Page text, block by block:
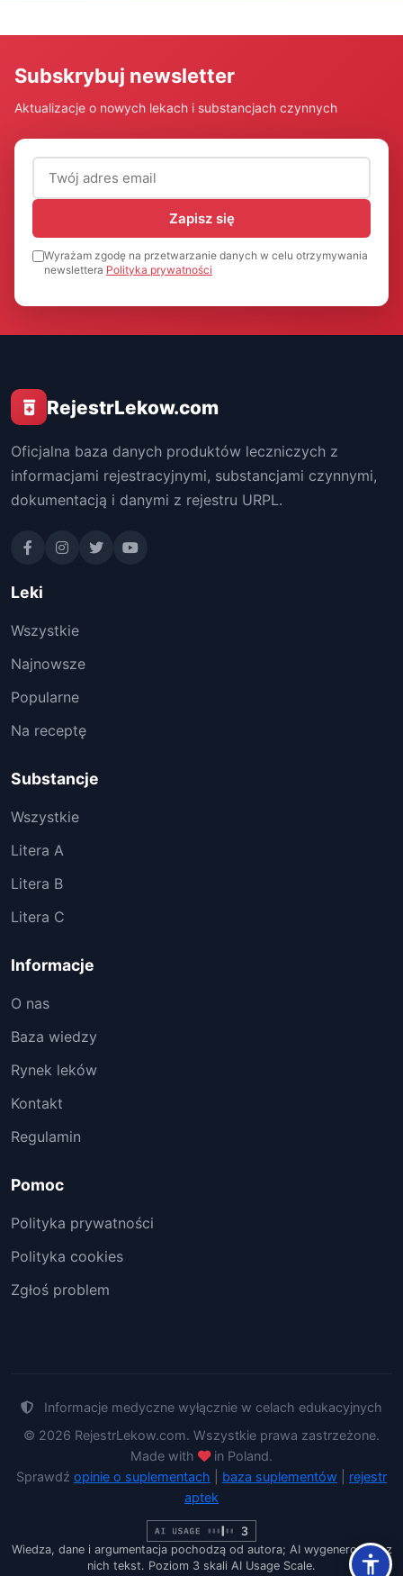
Subskrybuj newsletter
Aktualizacje o nowych lekach i substancjach czynnych
Adres email (wymagany)
Zapisz się
Wyrażam zgodę na przetwarzanie danych w celu otrzymywania
newslettera Polityka prywatności
RejestrLekow.com
Oficjalna baza danych produktów leczniczych z
informacjami rejestracyjnymi, substancjami czynnymi,
dokumentacją i danymi z rejestru URPL.
Leki
Wszystkie
Najnowsze
Popularne
Na receptę
Substancje
Wszystkie
Litera A
Litera B
Litera C
Informacje
O nas
Baza wiedzy
Rynek leków
Kontakt
Regulamin
Pomoc
Polityka prywatności
Polityka cookies
Zgłoś problem
Informacje medyczne wyłącznie w celach edukacyjnych
© 2026 RejestrLekow.com. Wszystkie prawa zastrzeżone.
Made with
in Poland.
Sprawdź opinie o suplementach baza suplementów
rejestr
aptek
Wiedza, dane i argumentacja pochodzą od autora; AI wygenerowało z
nich tekst. Poziom 3 skali AI Usage Scale.